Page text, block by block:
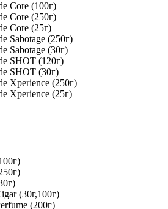
Core (100г)
Core (250г)
Core (25г)
Sabotage (250г)
Sabotage (30г)
SHOT (120г)
SHOT (30г)
Xperience (250г)
Xperience (25г)
(30г,100г)
(200г)